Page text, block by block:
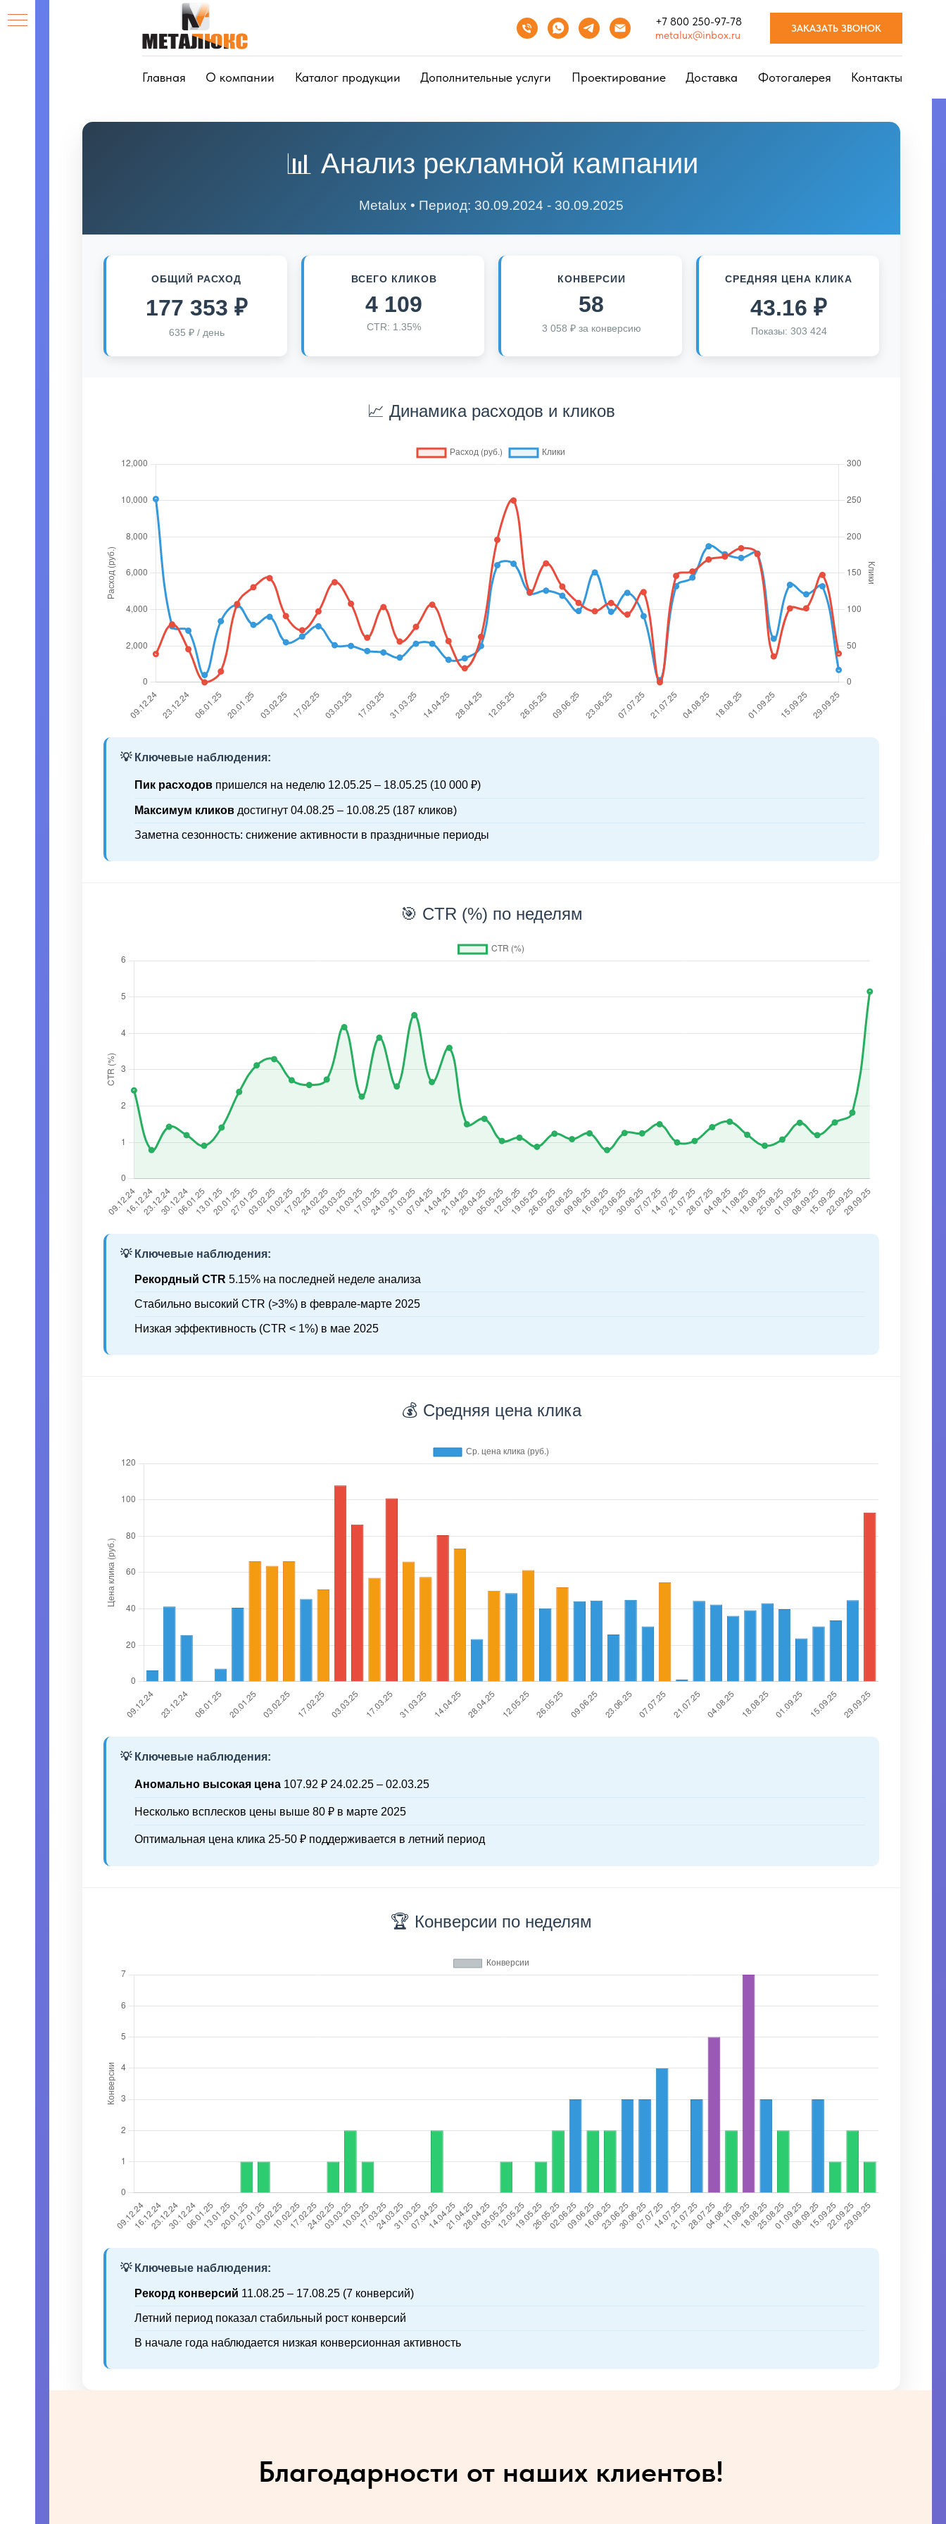
+7 800 250-97-78
metalux@inbox.ru
ЗАКАЗАТЬ ЗВОНОК
Главная О компании Каталог продукции Дополнительные услуги Проектирование Доставка Фотогалерея Контакты
📊 Анализ рекламной кампании
Metalux • Период: 30.09.2024 - 30.09.2025
ОБЩИЙ РАСХОД
177 353 ₽
635 ₽ / день
ВСЕГО КЛИКОВ
4 109
CTR: 1.35%
КОНВЕРСИИ
58
3 058 ₽ за конверсию
СРЕДНЯЯ ЦЕНА КЛИКА
43.16 ₽
Показы: 303 424
📈 Динамика расходов и кликов
💡 Ключевые наблюдения:
Пик расходов пришелся на неделю 12.05.25 – 18.05.25 (10 000 ₽)
Максимум кликов достигнут 04.08.25 – 10.08.25 (187 кликов)
Заметна сезонность: снижение активности в праздничные периоды
🎯 CTR (%) по неделям
💡 Ключевые наблюдения:
Рекордный CTR 5.15% на последней неделе анализа
Стабильно высокий CTR (>3%) в феврале-марте 2025
Низкая эффективность (CTR < 1%) в мае 2025
💰 Средняя цена клика
💡 Ключевые наблюдения:
Аномально высокая цена 107.92 ₽ 24.02.25 – 02.03.25
Несколько всплесков цены выше 80 ₽ в марте 2025
Оптимальная цена клика 25-50 ₽ поддерживается в летний период
🏆 Конверсии по неделям
💡 Ключевые наблюдения:
Рекорд конверсий 11.08.25 – 17.08.25 (7 конверсий)
Летний период показал стабильный рост конверсий
В начале года наблюдается низкая конверсионная активность
Благодарности от наших клиентов!